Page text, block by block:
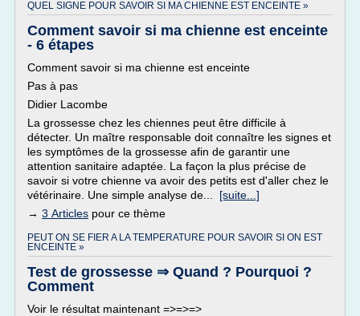
QUEL SIGNE POUR SAVOIR SI MA CHIENNE EST ENCEINTE »
Comment savoir si ma chienne est enceinte
- 6 étapes
Comment savoir si ma chienne est enceinte
Pas à pas
Didier Lacombe
La grossesse chez les chiennes peut être difficile à
détecter. Un maître responsable doit connaître les signes et
les symptômes de la grossesse afin de garantir une
attention sanitaire adaptée. La façon la plus précise de
savoir si votre chienne va avoir des petits est d'aller chez le
vétérinaire. Une simple analyse de... [suite...]
→ 3 Articles pour ce thème
PEUT ON SE FIER A LA TEMPERATURE POUR SAVOIR SI ON EST
ENCEINTE »
Test de grossesse ⇒ Quand ? Pourquoi ?
Comment
Voir le résultat maintenant =>=>=>